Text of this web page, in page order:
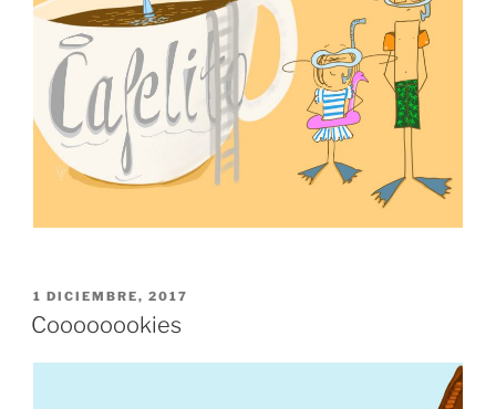
PUBLICADO
EL
1 DICIEMBRE, 2017
Coooooookies